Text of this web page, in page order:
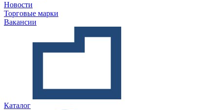
Новости
Торговые марки
Вакансии
Каталог